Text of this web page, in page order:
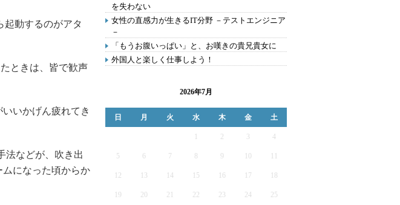
動するのがアタ
ときは、皆で歓声
いかげん疲れてき
などが、吹き出
になった頃からか
を失わない
女性の直感力が生きるIT分野 －テストエンジニア
－
「もうお腹いっぱい」と、お嘆きの貴兄貴女に
外国人と楽しく仕事しよう！
2026年7月
日 月 火 水 木 金 土
2 3 4
5 6 7 9
12 13 14 15 16 17
19 20 21 22 23 24 25